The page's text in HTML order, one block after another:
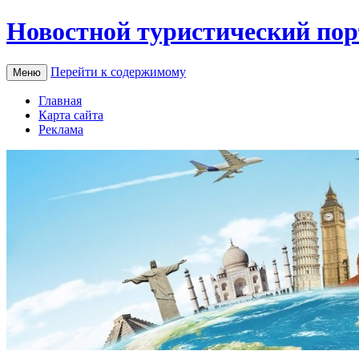
Новостной туристический
Меню Перейти к содержимому
Главная
Карта сайта
Реклама